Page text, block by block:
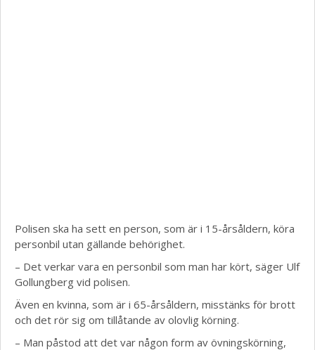
Polisen ska ha sett en person, som är i 15-årsåldern, köra
personbil utan gällande behörighet.
– Det verkar vara en personbil som man har kört, säger Ulf
Gollungberg vid polisen.
Även en kvinna, som är i 65-årsåldern, misstänks för brott
och det rör sig om tillåtande av olovlig körning.
– Man påstod att det var någon form av övningskörning,